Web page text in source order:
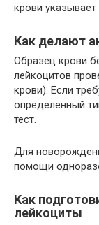
крови
Как делают
Образец крови
лейкоцитов
крови). Если
определенный
тест.
Для
помощи
Как
лейкоциты